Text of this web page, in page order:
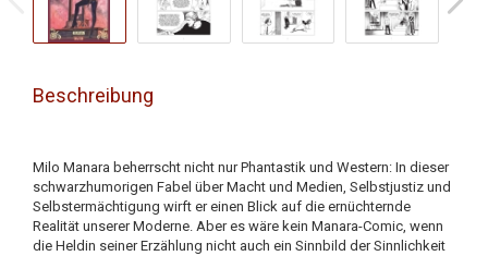
Beschreibung
Milo Manara beherrscht nicht nur Phantastik und Western: In dieser
schwarzhumorigen Fabel über Macht und Medien, Selbstjustiz und
Selbstermächtigung wirft er einen Blick auf die ernüchternde
Realität unserer Moderne. Aber es wäre kein Manara-Comic, wenn
die Heldin seiner Erzählung nicht auch ein Sinnbild der Sinnlichkeit